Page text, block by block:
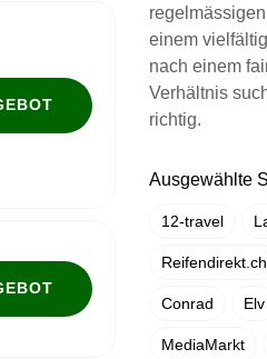
einem
nach einem
Verhältnis
richtig.
Ausgewählte
12-travel
Reifendirekt.ch
Conrad Elv
MediaMarkt